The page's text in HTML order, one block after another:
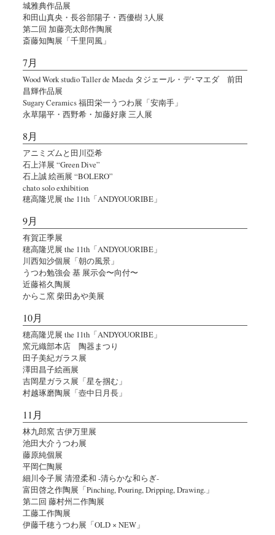
城雅典作品展
和田山真央・長谷部陽子・西優樹 3人展
第二回 加藤亮太郎作陶展
斎藤知陶展「千里同風」
7月
Wood Work studio Taller de Maeda タジェール・デ･マエダ 前田
昌輝作品展
Sugary Ceramics 福田栄一うつわ展「安南手」
永草陽平・西野希・加藤好康 三人展
8月
アニミズムと田川亞希
石上洋展 “Green Dive”
石上誠 絵画展 “BOLERO”
chato solo exhibition
穂高隆児展 the 11th「ANDYOUORIBE」
9月
有賀正季展
穂高隆児展 the 11th「ANDYOUORIBE」
川西知沙個展「朝の風景」
うつわ勉強会 基 展示会〜向付〜
近藤裕久陶展
からこ窯 柴田あや美展
10月
穂高隆児展 the 11th「ANDYOUORIBE」
窯元織部本店 陶器まつり
田子美紀ガラス展
澤田昌子絵画展
吉岡星ガラス展「星を掴む」
村越琢磨陶展「壺中日月長」
11月
林九郎窯 古伊万里展
池田大介うつわ展
藤原純個展
平岡仁陶展
細川令子展 清澄柔和 -清らかな和らぎ-
富田啓之作陶展「Pinching, Pouring, Dripping, Drawing.」
第二回 藤村州二作陶展
工藤工作陶展
伊藤千穂うつわ展「OLD × NEW」